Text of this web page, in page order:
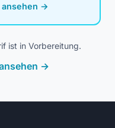
→
ist in Vorbereitung.
→